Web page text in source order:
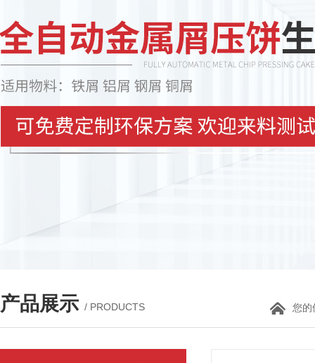
产品展示 / PRODUCTS 您的